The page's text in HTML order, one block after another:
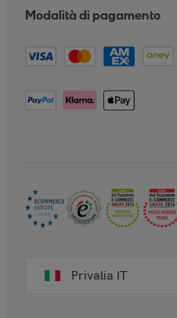
Modalità di pagamento
Privalia IT